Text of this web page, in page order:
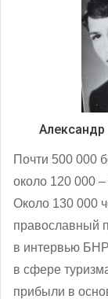
Почти 500 000
около 120 000
Около 130 000
православный
в интервью БНР
в сфере
прибыли в